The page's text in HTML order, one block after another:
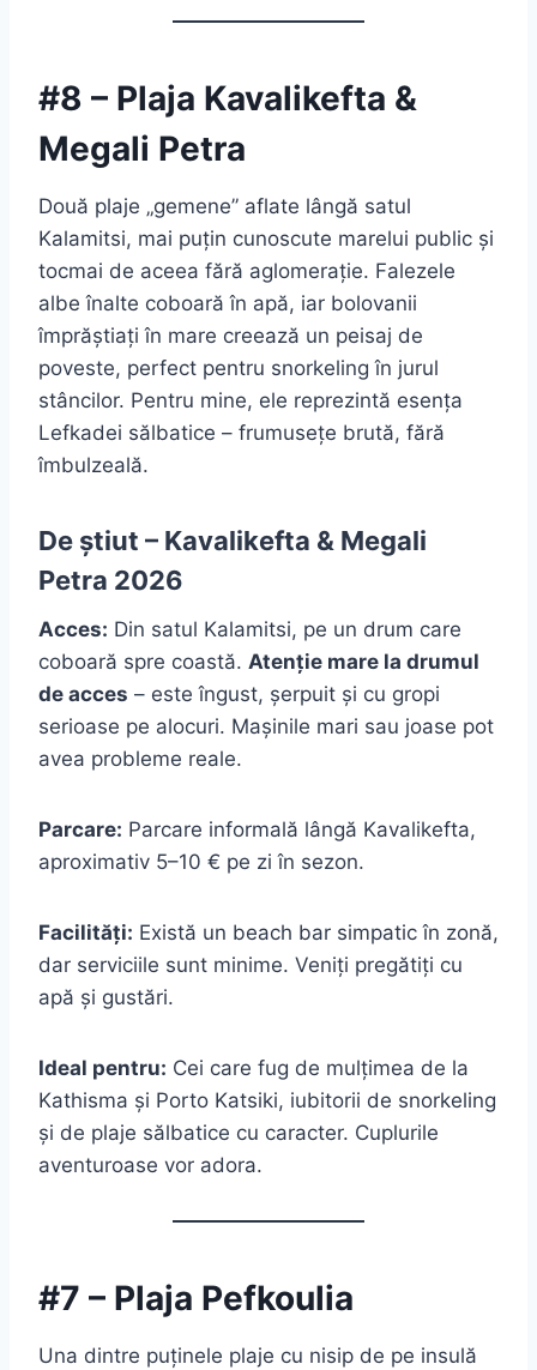
#8 – Plaja Kavalikefta &
Megali Petra
Două plaje „gemene” aflate lângă satul
Kalamitsi, mai puțin cunoscute marelui public și
tocmai de aceea fără aglomerație. Falezele
albe înalte coboară în apă, iar bolovanii
împrăștiați în mare creează un peisaj de
poveste, perfect pentru snorkeling în jurul
stâncilor. Pentru mine, ele reprezintă esența
Lefkadei sălbatice – frumusețe brută, fără
îmbulzeală.
De știut – Kavalikefta & Megali
Petra 2026
Acces: Din satul Kalamitsi, pe un drum care
coboară spre coastă. Atenție mare la drumul
de acces – este îngust, șerpuit și cu gropi
serioase pe alocuri. Mașinile mari sau joase pot
avea probleme reale.
Parcare: Parcare informală lângă Kavalikefta,
aproximativ 5–10 € pe zi în sezon.
Facilități: Există un beach bar simpatic în zonă,
dar serviciile sunt minime. Veniți pregătiți cu
apă și gustări.
Ideal pentru: Cei care fug de mulțimea de la
Kathisma și Porto Katsiki, iubitorii de snorkeling
și de plaje sălbatice cu caracter. Cuplurile
aventuroase vor adora.
#7 – Plaja Pefkoulia
Una dintre puținele plaje cu nisip de pe insulă